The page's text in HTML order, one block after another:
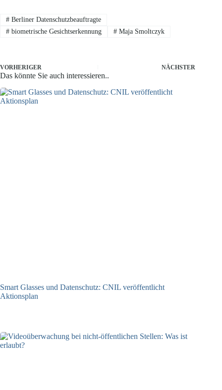
#Berliner Datenschutzbeauftragte
#biometrische Gesichtserkennung #Maja Smoltczyk
VORHERIGER NÄCHSTER
Das könnte Sie auch interessieren..
Smart Glasses und Datenschutz: CNIL veröffentlicht
Aktionsplan